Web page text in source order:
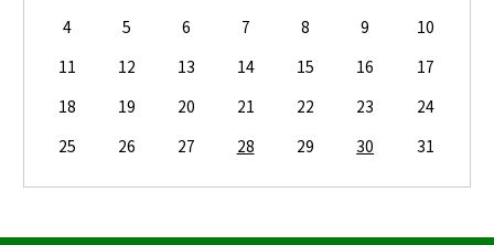
4
5 6 7 8 9
10
11
12 13 14 15 16
17
18
19 20 21 22 23
24
25
26 27 28 29 30 31